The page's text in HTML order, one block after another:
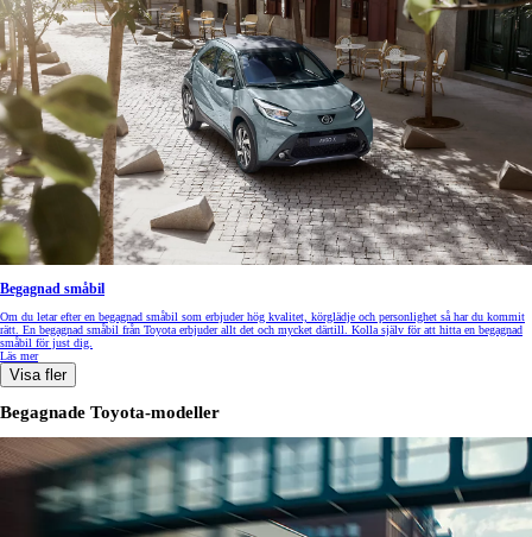
Begagnad småbil
Om du letar efter en begagnad småbil som erbjuder hög kvalitet, körglädje och personlighet så har du kommit
rätt. En begagnad småbil från Toyota erbjuder allt det och mycket därtill. Kolla själv för att hitta en begagnad
småbil för just dig.
Läs mer
Visa fler
Begagnade Toyota-modeller